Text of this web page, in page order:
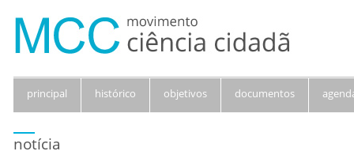
principal histórico objetivos documentos
notícia